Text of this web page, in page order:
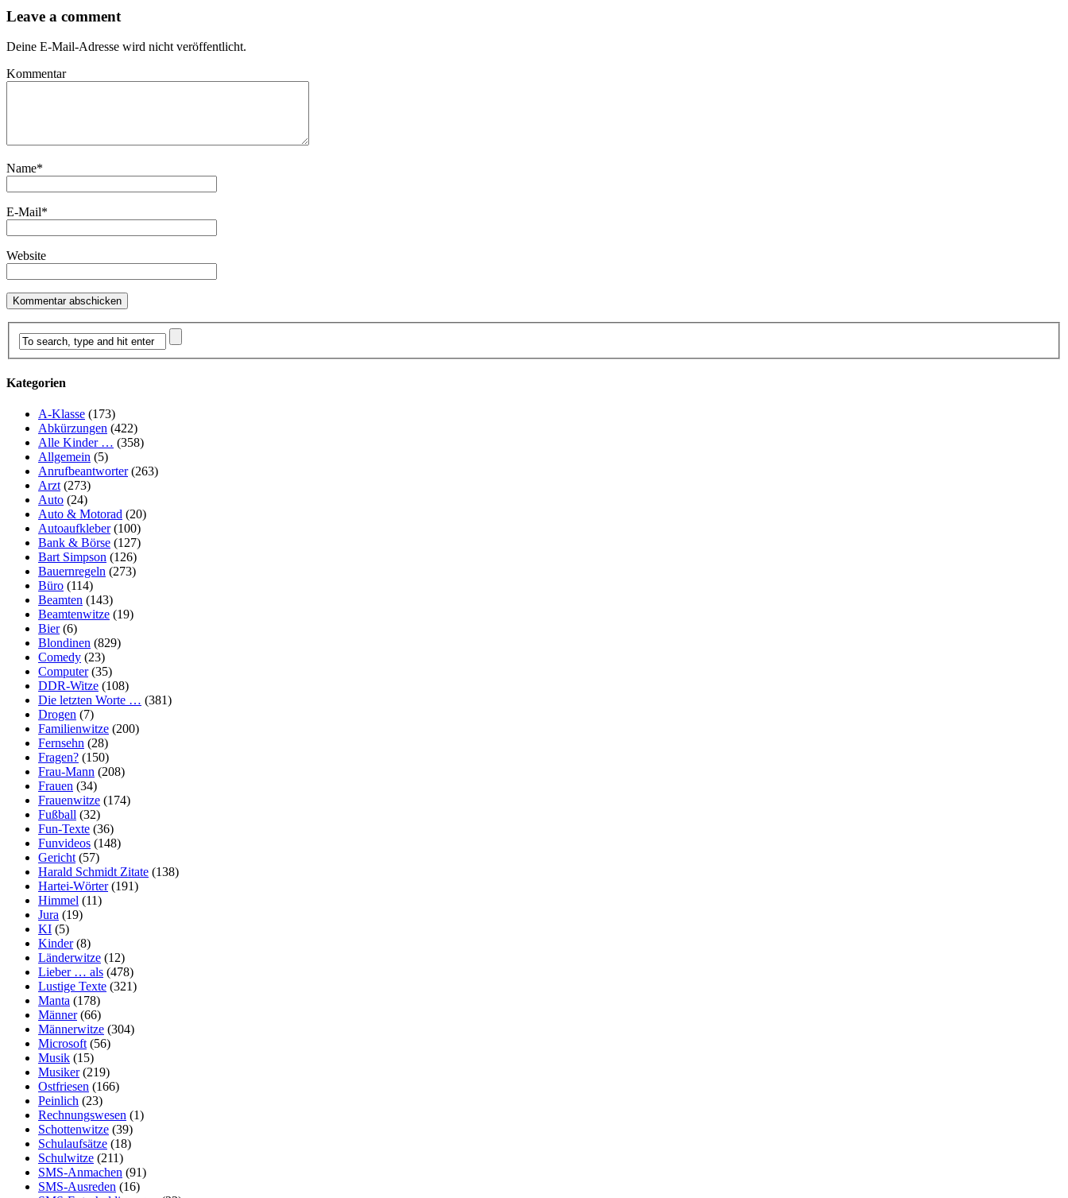
Leave a comment
Deine E-Mail-Adresse wird nicht veröffentlicht.
Kommentar
Name*
E-Mail*
Website
Kategorien
A-Klasse (173)
Abkürzungen (422)
Alle Kinder … (358)
Allgemein (5)
Anrufbeantworter(263)
Arzt(273)
Auto (24)
Auto & Motorad (20)
Autoaufkleber(100)
Bank & Börse (127)
Bart Simpson (126)
Bauernregeln (273)
Büro (114)
Beamten (143)
Beamtenwitze (19)
Bier(6)
Blondinen (829)
Comedy (23)
Computer(35)
DDR-Witze (108)
Die letzten Worte … (381)
Drogen (7)
Familienwitze (200)
Fernsehn (28)
Fragen? (150)
Frau-Mann (208)
Frauen (34)
Frauenwitze (174)
Fußball (32)
Fun-Texte (36)
Funvideos (148)
Gericht(57)
Harald Schmidt Zitate (138)
Hartei-Wörter(191)
Himmel (11)
Jura (19)
KI (5)
Kinder(8)
Länderwitze (12)
Lieber … als (478)
Lustige Texte (321)
Manta (178)
Männer(66)
Männerwitze (304)
Microsoft(56)
Musik (15)
Musiker(219)
Ostfriesen (166)
Peinlich (23)
Rechnungswesen (1)
Schottenwitze (39)
Schulaufsätze (18)
Schulwitze (211)
SMS-Anmachen (91)
SMS-Ausreden (16)